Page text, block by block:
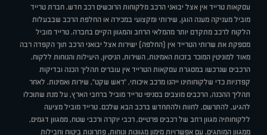
עסקאות טרייד אין אצל יבואני הרכב מלקוחות הרוכשים רכב חדש. חברת טרייד
מוביל מעניקה מענה הוגן, שירותי ומקצועי במכירה או החלפת הרכב שבבעלות
הלקוח לרכב מתקדם יותר מהמלאי הרחב והמגוון הקיים בחברה. טרייד מוביל
מספקת את שרותי הטרייד אין (החלפה) ישירות אצל יבואני הרכב תוך הקפדה רבה
מאוד למוניטין המוכר בזכות האמינות, השירות, הניסיון, היעילות והנוחות ללקוח.
הרכבים שנרכשו במסגרת עסקאות הטרייד אין עוברים תהליך הכנה ובדיקות
קפדניות כדי שלקוחותינו ייהנו מרכב איכותי, "ראש שקט", שירות ואמינות. לאחר
תהליך ההכנה, הרכבים מוצבים בסניפי טרייד מוביל ברחבי הארץ, על מנת שתוכלו
להגיע, להתרשם, לחוות ולהתחדש ברכב הבא שלכם. טרייד מוביל מציעה
ללקוחותיה מגוון רחב של רכבים פרטיים, רכבי יוקרה ורכבי שטח, ממגוון דגמים,
ממגוון המותגים, עם אפשרויות מימון מגוונות ונוחות, פתרונות ביטוח וחבילות